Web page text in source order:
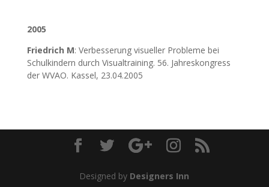
2005
Friedrich M: Verbesserung visueller Probleme bei
Schulkindern durch Visualtraining. 56. Jahreskongress
der WVAO. Kassel, 23.04.2005
Designed by Designers Inn